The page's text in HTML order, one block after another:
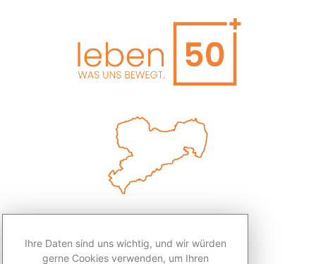
Ihre Daten sind uns wichtig, und wir würden
gerne Cookies verwenden, um Ihren